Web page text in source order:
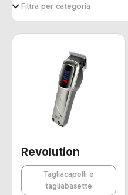
Revolution
Tagliacapelli e
tagliabasette